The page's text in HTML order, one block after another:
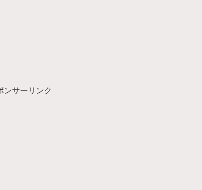
ンサーリンク